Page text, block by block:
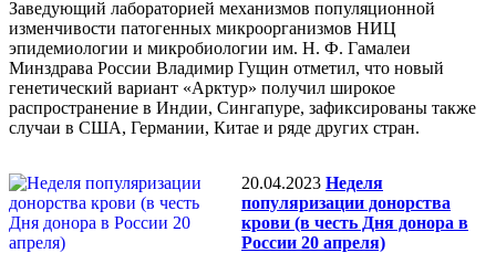
Заведующий лабораторией механизмов популяционной
изменчивости патогенных микроорганизмов НИЦ
эпидемиологии и микробиологии им. Н. Ф. Гамалеи
Минздрава России Владимир Гущин отметил, что новый
генетический вариант «Арктур» получил широкое
распространение в Индии, Сингапуре, зафиксированы также
случаи в США, Германии, Китае и ряде других стран.
20.04.2023 Неделя
популяризации донорства
крови (в честь Дня донора в
России 20 апреля)